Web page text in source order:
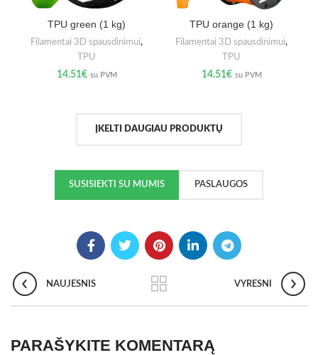
TPU green (1 kg)
Filamentai 3D spausdinimui,
TPU
14.51€ su PVM
TPU orange (1 kg)
Filamentai 3D spausdinimui,
TPU
14.51€ su PVM
ĮKELTI DAUGIAU PRODUKTŲ
SUSISIEKTI SU MUMIS PASLAUGOS
NAUJESNIS VYRESNI
PARAŠYKITE KOMENTARĄ